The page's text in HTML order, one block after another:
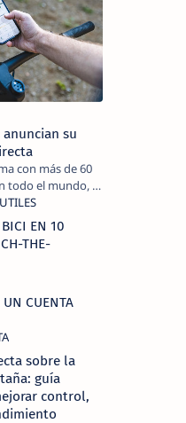
anuncian su
con más de 60
todo el mundo, y
GPS
por su
EN 10
THE-
CUENTA
sobre la
guía
control,